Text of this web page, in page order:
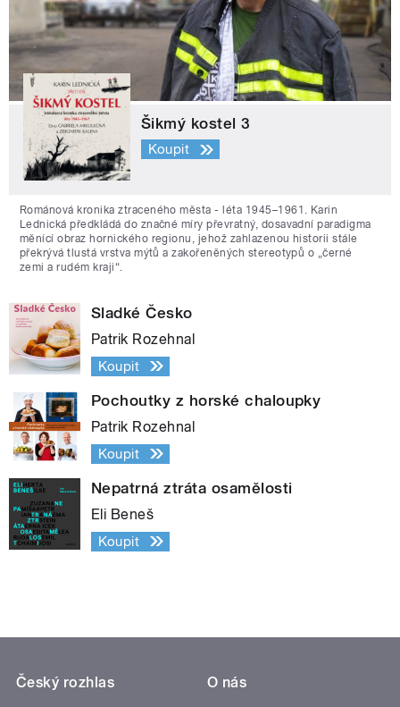
Šikmý kostel 3
Koupit
Románová kronika ztraceného města - léta 1945–1961. Karin
Lednická předkládá do značné míry převratný, dosavadní paradigma
měnící obraz hornického regionu, jehož zahlazenou historii stále
překrývá tlustá vrstva mýtů a zakořeněných stereotypů o „černé
zemi a rudém kraji“.
Sladké Česko
Patrik Rozehnal
Koupit
Pochoutky z horské chaloupky
Patrik Rozehnal
Koupit
Nepatrná ztráta osamělosti
Eli Beneš
Koupit
Český rozhlas
O nás